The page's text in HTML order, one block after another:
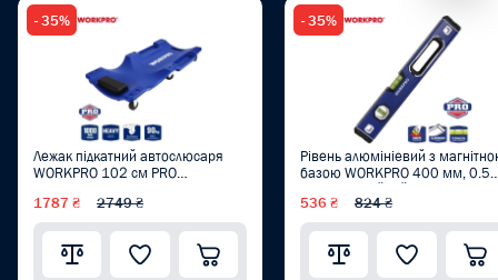
- 35%
Лежак підкатний автослюсаря
WORKPRO 102 см PRO
1787 ₴ 2749 ₴
- 35%
Рівень алюмініевий з
базою WORKPRO 400 мм, 0.5
WP262019
536 ₴ 824 ₴